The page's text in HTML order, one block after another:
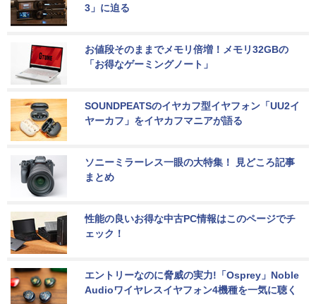
3」に迫る
お値段そのままでメモリ倍増！メモリ32GBの
「お得なゲーミングノート」
SOUNDPEATSのイヤカフ型イヤフォン「UU2イ
ヤーカフ」をイヤカフマニアが語る
ソニーミラーレス一眼の大特集！ 見どころ記事
まとめ
性能の良いお得な中古PC情報はこのページでチ
ェック！
エントリーなのに脅威の実力!「Osprey」Noble
Audioワイヤレスイヤフォン4機種を一気に聴く